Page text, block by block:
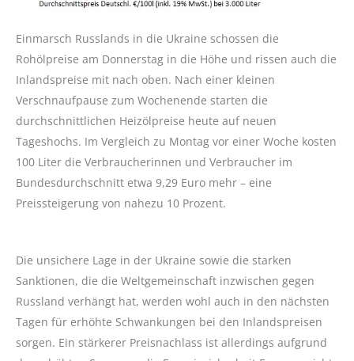
Einmarsch Russlands in die Ukraine schossen die
Rohölpreise am Donnerstag in die Höhe und rissen auch die
Inlandspreise mit nach oben. Nach einer kleinen
Verschnaufpause zum Wochenende starten die
durchschnittlichen Heizölpreise heute auf neuen
Tageshochs. Im Vergleich zu Montag vor einer Woche kosten
100 Liter die Verbraucherinnen und Verbraucher im
Bundesdurchschnitt etwa 9,29 Euro mehr – eine
Preissteigerung von nahezu 10 Prozent.
Die unsichere Lage in der Ukraine sowie die starken
Sanktionen, die die Weltgemeinschaft inzwischen gegen
Russland verhängt hat, werden wohl auch in den nächsten
Tagen für erhöhte Schwankungen bei den Inlandspreisen
sorgen. Ein stärkerer Preisnachlass ist allerdings aufgrund